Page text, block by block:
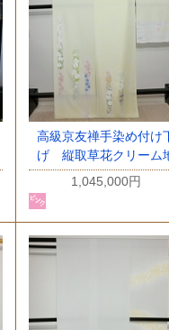
高級京友禅手染め付け
げ 縦取草花クリーム
1,045,000円